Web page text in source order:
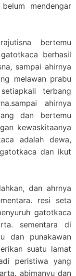
mendengar
bertemu
berhasil
sampai ahirnya
melawan prabu
terbang
ahirnya
dan bertemu
kewaskitaanya
adalah dewa,
dan ikut
dan ahrnya
resi seta
gatotkaca
sementara di
dan punakawan
suatu lamat
peristiwa yang
abimanyu dan